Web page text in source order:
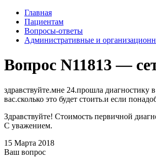
Главная
Пациентам
Вопросы-ответы
Административные и
Вопрос N11813 —
здравствуйте.мне 24.прошла диагностику
вас.сколько это будет стоить.и если
Здравствуйте! Стоимость первичной
С уважением.
15 Марта 2018
Ваш вопрос